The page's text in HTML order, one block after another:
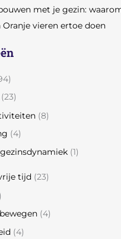
met je gezin:
Oranje vieren ertoe doen
(23)
(8)
(4)
(1)
tijd (23)
(4)
(4)